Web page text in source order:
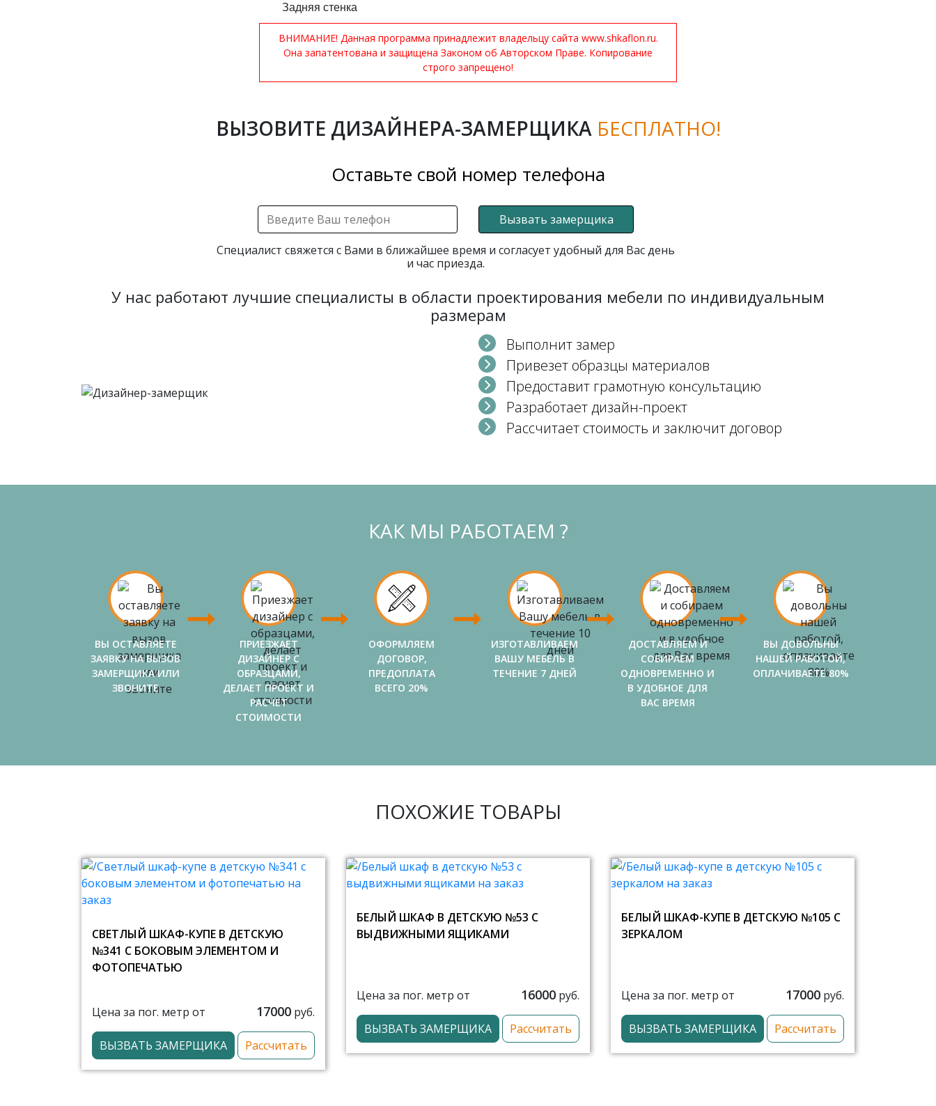
Задняя стенка
ВНИМАНИЕ! Данная программа принадлежит владельцу сайта www.shkaflon.ru.
Она запатентована и защищена Законом об Авторском Праве. Копирование
строго запрещено!
ВЫЗОВИТЕ ДИЗАЙНЕРА-ЗАМЕРЩИКА БЕСПЛАТНО!
Оставьте свой номер телефона
Вызвать замерщика
Специалист свяжется с Вами в ближайшее время и согласует удобный для Вас день
и час приезда.
У нас работают лучшие специалисты в области проектирования мебели по индивидуальным
размерам
Выполнит замер
Привезет образцы материалов
Предоставит грамотную консультацию
Разработает дизайн-проект
Рассчитает стоимость и заключит договор
КАК МЫ РАБОТАЕМ ?
ВЫ ОСТАВЛЯЕТЕ
ЗАЯВКУ НА ВЫЗОВ
ЗАМЕРЩИКА ИЛИ
ЗВОНИТЕ
ПРИЕЗЖАЕТ
ДИЗАЙНЕР С
ОБРАЗЦАМИ,
ДЕЛАЕТ ПРОЕКТ И
РАСЧЕТ
СТОИМОСТИ
ОФОРМЛЯЕМ
ДОГОВОР,
ПРЕДОПЛАТА
ВСЕГО 20%
ИЗГОТАВЛИВАЕМ
ВАШУ МЕБЕЛЬ В
ТЕЧЕНИЕ 7 ДНЕЙ
ДОСТАВЛЯЕМ И
СОБИРАЕМ
ОДНОВРЕМЕННО И
В УДОБНОЕ ДЛЯ
ВАС ВРЕМЯ
ВЫ ДОВОЛЬНЫ
НАШЕЙ РАБОТОЙ,
ОПЛАЧИВАЕТЕ 80%
ПОХОЖИЕ ТОВАРЫ
СВЕТЛЫЙ ШКАФ-КУПЕ В ДЕТСКУЮ
№341 С БОКОВЫМ ЭЛЕМЕНТОМ И
ФОТОПЕЧАТЬЮ
Цена за пог. метр от 17000 руб.
ВЫЗВАТЬ ЗАМЕРЩИКА Рассчитать
БЕЛЫЙ ШКАФ В ДЕТСКУЮ №53 С
ВЫДВИЖНЫМИ ЯЩИКАМИ
Цена за пог. метр от 16000 руб.
ВЫЗВАТЬ ЗАМЕРЩИКА Рассчитать
БЕЛЫЙ ШКАФ-КУПЕ В ДЕТСКУЮ №105 С
ЗЕРКАЛОМ
Цена за пог. метр от 17000 руб.
ВЫЗВАТЬ ЗАМЕРЩИКА Рассчитать